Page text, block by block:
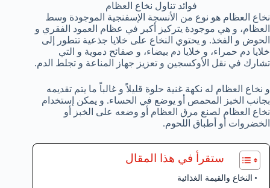
فوائد تناول نخاع العظام
نخاع العظام هو نوع من الأنسجة الإسفنجية الموجودة وسط
العظام، و هي موجودة يتركيز أكبر في عظام العمود الفقري و
الحوض و الفخذ. و يحتوي النخاع على خلايا جذعية تتطور إلى
خلايا دم حمراء، و خلايا دم بيضاء، و صفائح دموية و التي
تشارك في نقل الأوكسجين و تعزيز جهاز المناعة و تجلط الدم.
و نخاع العظام له نكهة غنية حلوة قليلاً و غالباً ما يتم تقديمه
بجانب الخبز المحمص أو يوضع في الحساء. و يمكن إستخدام
نخاع العظام لصنع مرق العظام أو وضعه على الخبز أو
الخضروات أو أطباق اللحوم.
ستقرأ في هذا المقال
النخاع والقيمة الغذائية